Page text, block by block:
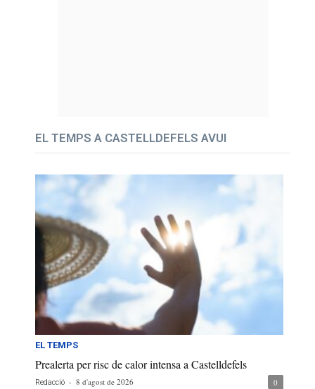
EL TEMPS A CASTELLDEFELS AVUI
EL TEMPS
Prealerta per risc de calor intensa a Castelldefels
Redacció - 8 d'agost de 2026 0